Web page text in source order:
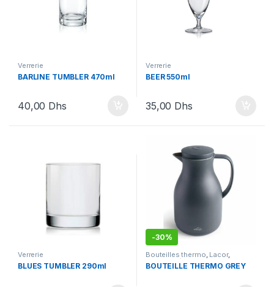
Verrerie
BARLINE TUMBLER 470ml
40,00 Dhs
Verrerie
BEER 550ml
35,00 Dhs
Verrerie
BLUES TUMBLER 290ml
-30%
Bouteilles thermo, Lacor,
Nouveautés Lacor,Promotions
BOUTEILLE THERMO GREY